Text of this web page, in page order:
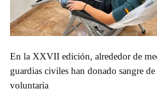
En la XXVII edición, alrededor de
guardias civiles han donado sangre
voluntaria